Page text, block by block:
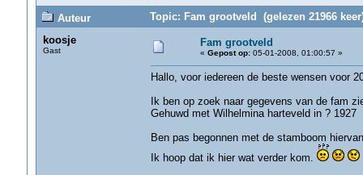
Auteur
Topic: Fam grootveld (gelezen 21966
koosje
Gast
Fam grootveld
« Gepost op:05-01-2008, 01:00:57 »
Hallo, voor iedereen de beste wensen voor
Ik ben op zoek naar gegevens van de fam
Gehuwd met Wilhelmina harteveld in ? 1927
Ben pas begonnen met de stamboom
Ik hoop dat ik hier wat verder kom.